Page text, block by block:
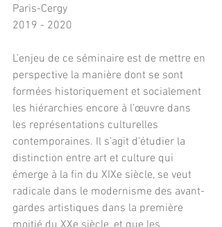
Paris-Cergy
2019 - 2020
L’enjeu de ce séminaire est de mettre en
perspective la manière dont se sont
formées historiquement et socialement
les hiérarchies encore à l’œuvre dans
les représentations culturelles
contemporaines. Il s’agit d’étudier la
distinction entre art et culture qui
émerge à la fin du XIXe siècle, se veut
radicale dans le modernisme des avant-
gardes artistiques dans la première